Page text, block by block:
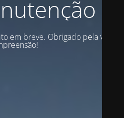
em breve. Obrigado pela vossa